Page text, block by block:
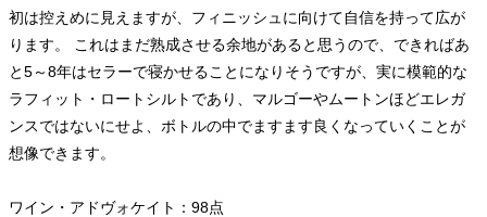
初は控えめに見えますが、フィニッシュに向けて自信を持って広が
ります。 これはまだ熟成させる余地があると思うので、できればあ
と5～8年はセラーで寝かせることになりそうですが、実に模範的な
ラフィット・ロートシルトであり、マルゴーやムートンほどエレガ
ンスではないにせよ、ボトルの中でますます良くなっていくことが
想像できます。
ワイン・アドヴォケイト：98点